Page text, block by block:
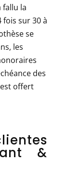
fallu la
sur 30 à
se
les
des
offert
&